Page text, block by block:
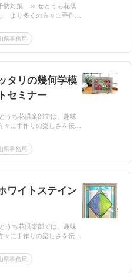
防対策 ≫ せとうち花倶
より多くの方々に手作り
県事務局
タリの幾何学模
セミナー
花倶楽部では、趣味
に手作りの楽しさを伝え
県事務局
ワイトステイン
花倶楽部では、趣味
に手作りの楽しさを伝え
県事務局